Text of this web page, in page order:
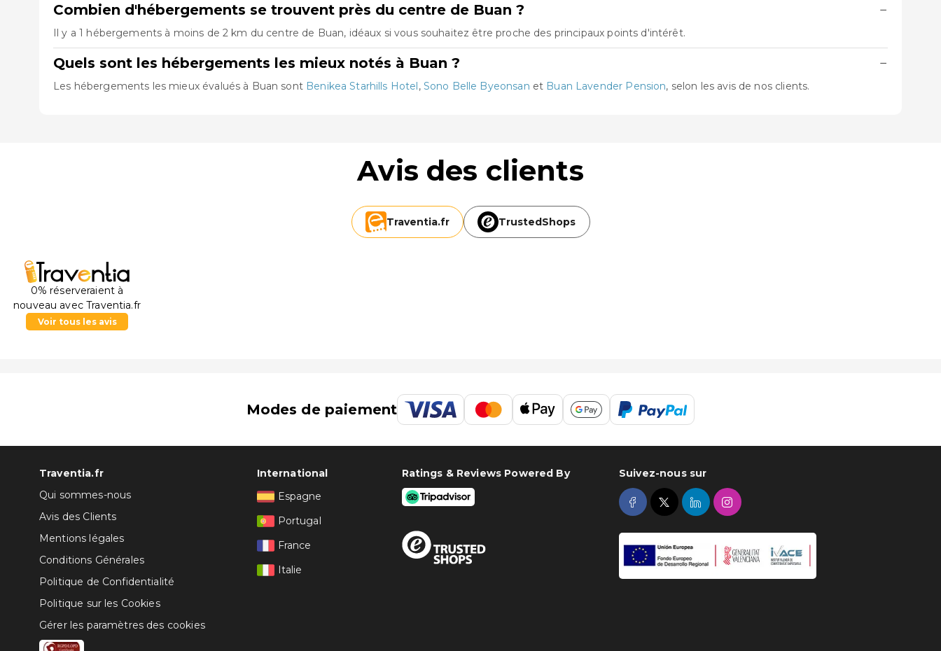
Combien d'hébergements se trouvent près du centre de Buan ? −
Il y a 1 hébergements à moins de 2 km du centre de Buan, idéaux si vous souhaitez être proche des principaux points d'intérêt.
Quels sont les hébergements les mieux notés à Buan ? −
Les hébergements les mieux évalués à Buan sont Benikea Starhills Hotel, Sono Belle Byeonsan et Buan Lavender Pension, selon les avis de nos clients.
Avis des clients
Traventia.fr TrustedShops
0% réserveraient à
nouveau avec Traventia.fr
Voir tous les avis
Modes de paiement
Traventia.fr
Qui sommes-nous
Avis des Clients
Mentions légales
Conditions Générales
Politique de Confidentialité
Politique sur les Cookies
Gérer les paramètres des cookies
International
Espagne
Portugal
France
Italie
Ratings & Reviews Powered By Suivez-nous sur